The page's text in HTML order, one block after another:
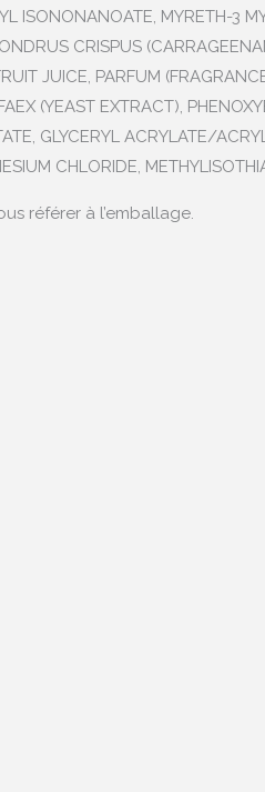
ISONONANOATE, MYRETH-3
CRISPUS
JUICE, PARFUM
(YEAST EXTRACT),
GLYCERYL ACRYLATE/
CHLORIDE,
référer à l’emballage.